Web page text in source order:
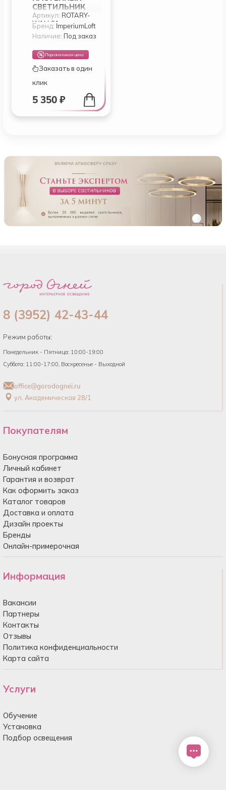
СВЕТИЛЬНИК
ROTARY WALL
ЖЕЛТЫЙ BY
IMPERIUMLOFT
Артикул: ROTARY-
WALL01
Бренд: ImperiumLoft
Наличие: Под заказ
Персональная цена
Заказать в один
клик
5 350 ₽
8 (3952) 42-43-44
Режим работы:
Понедельник - Пятница: 10:00-19:00
Суббота: 11:00-17:00, Воскресенье - Выходной
office@gorodognei.ru
ул. Академическая 28/1
Покупателям
Бонусная программа
Личный кабинет
Гарантия и возврат
Как оформить заказ
Каталог товаров
Доставка и оплата
Дизайн проекты
Бренды
Онлайн-примерочная
Информация
Вакансии
Партнеры
Контакты
Отзывы
Политика конфиденциальности
Карта сайта
Услуги
Обучение
Установка
Подбор освещения